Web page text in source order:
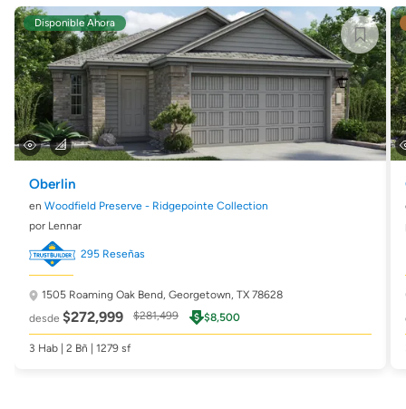
Disponible Ahora
Oberlin
en Woodfield Preserve - Ridgepointe Collection
por Lennar
295 Reseñas
1505 Roaming Oak Bend, Georgetown, TX 78628
desde $272,999 $281,499 $8,500
3 Hab | 2 Bñ | 1279 sf